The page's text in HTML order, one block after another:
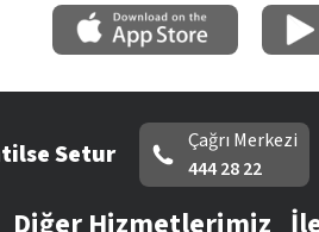
Setur
Çağrı Merkezi
444 28 22